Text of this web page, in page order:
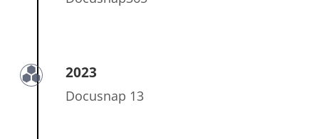
2023
Docusnap 13